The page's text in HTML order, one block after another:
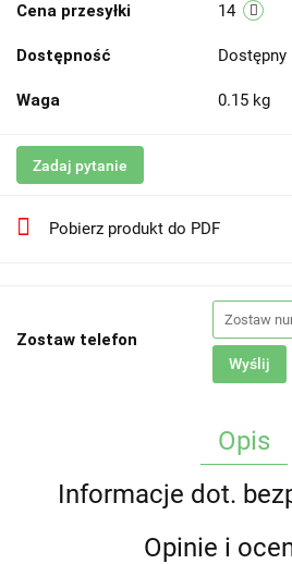
Cena przesyłki 14
Dostępność Dostępny
Waga 0.15 kg
Zadaj pytanie
Pobierz produkt do PDF
Zostaw telefon
Wyślij
Opis
Informacje dot.
Opinie i